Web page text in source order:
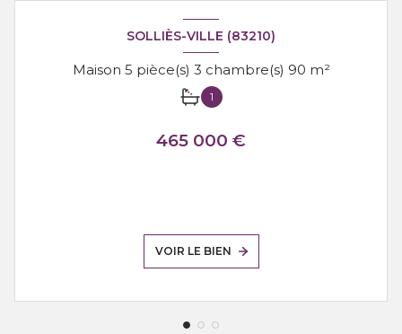
SOLLIÈS-VILLE (83210)
Maison 5 pièce(s) 3 chambre(s) 90 m²
1
465 000 €
VOIR LE BIEN